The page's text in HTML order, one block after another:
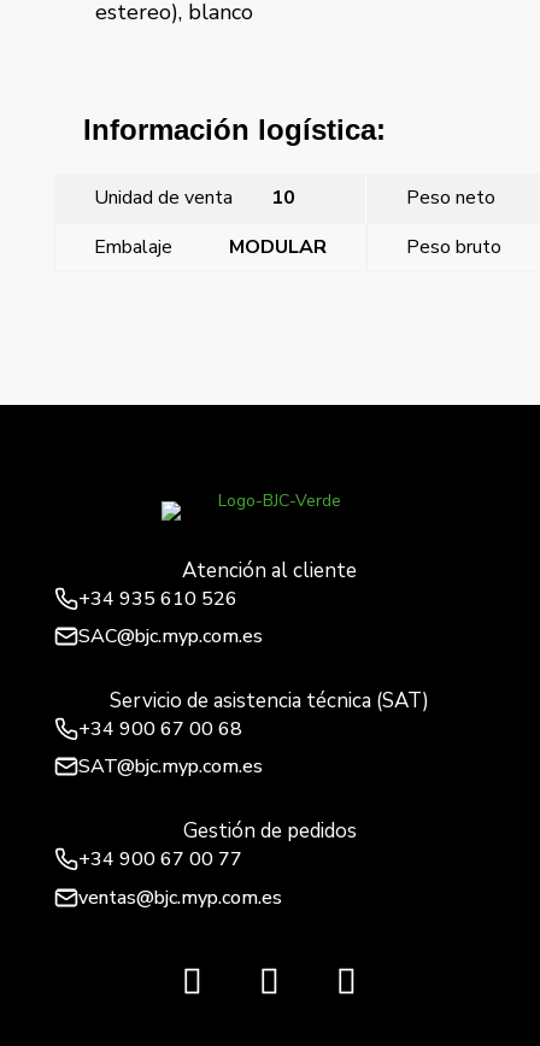
Información logística:
Unidad de venta 10
Peso neto
Embalaje
MODULAR Peso bruto
Atención al cliente
+34 935 610 526
SAC@bjc.myp.com.es
Servicio de asistencia técnica (SAT)
+34 900 67 00 68
SAT@bjc.myp.com.es
Gestión de pedidos
+34 900 67 00 77
ventas@bjc.myp.com.es